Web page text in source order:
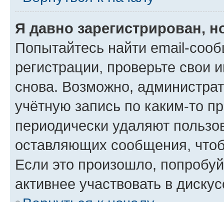
Я давно зарегистрирован,
Попытайтесь найти email-
регистрации, проверьте свои
снова. Возможно,
учётную запись по каким-то
периодически удаляют
оставляющих сообщения,
Если это произошло,
активнее участвовать в